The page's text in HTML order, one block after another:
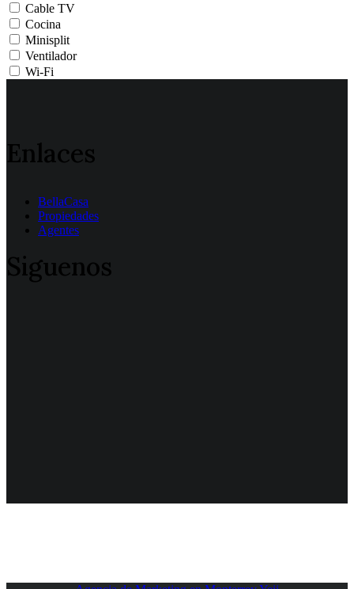
Cable TV
Cocina
Minisplit
Ventilador
Wi-Fi
Enlaces
BellaCasa
Propiedades
Agentes
Siguenos